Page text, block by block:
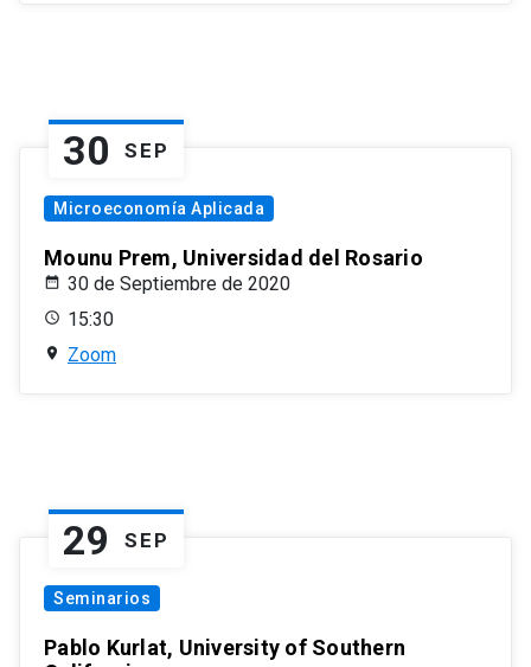
30 SEP
Microeconomía Aplicada
Mounu Prem, Universidad del Rosario
30 de Septiembre de 2020
15:30
Zoom
29 SEP
Seminarios
Pablo Kurlat, University of Southern